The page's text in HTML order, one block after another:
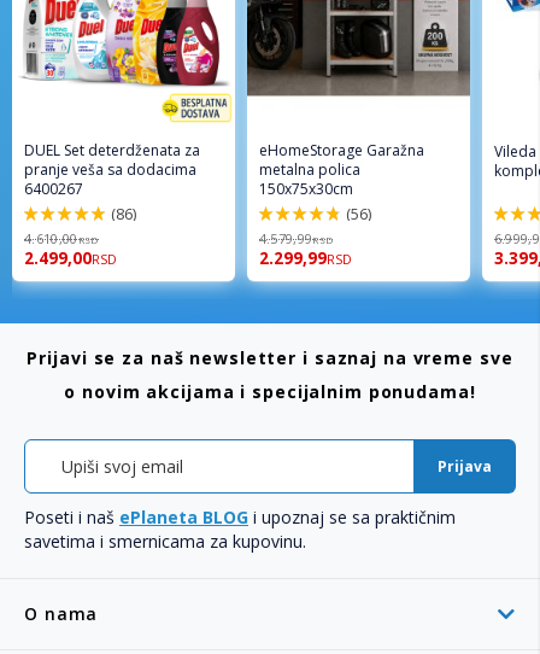
DUEL Set deterdženata za
pranje veša sa dodacima
6400267
98%
(86)
4.610,00RSD
2.499,00RSD
eHomeStorage Garažna
metalna polica
150x75x30cm
96%
(56)
4.579,99RSD
2.299,99RSD
92%
O nama
Prijavi se za naš newsletter i saznaj na vreme sve
o novim akcijama i specijalnim ponudama!
Prijava
Poseti i naš ePlaneta BLOG i upoznaj se sa praktičnim
savetima i smernicama za kupovinu.